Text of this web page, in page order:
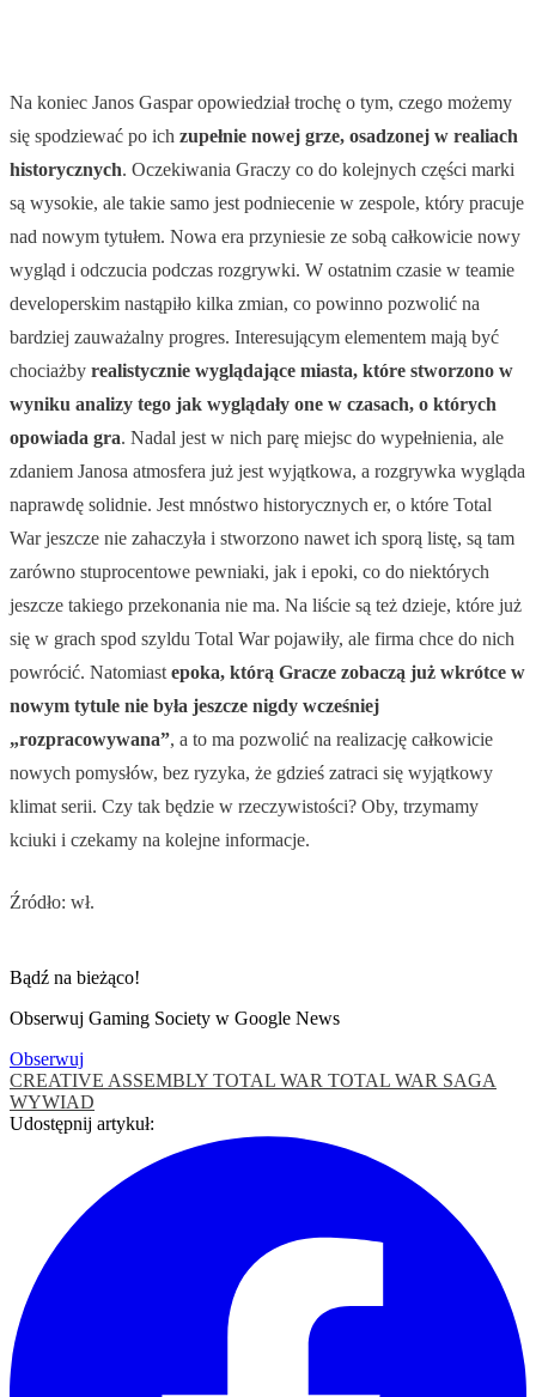
Na koniec Janos Gaspar opowiedział trochę o tym, czego możemy
się spodziewać po ich zupełnie nowej grze, osadzonej w realiach
historycznych. Oczekiwania Graczy co do kolejnych części marki
są wysokie, ale takie samo jest podniecenie w zespole, który pracuje
nad nowym tytułem. Nowa era przyniesie ze sobą całkowicie nowy
wygląd i odczucia podczas rozgrywki. W ostatnim czasie w teamie
developerskim nastąpiło kilka zmian, co powinno pozwolić na
bardziej zauważalny progres. Interesującym elementem mają być
chociażby realistycznie wyglądające miasta, które stworzono w
wyniku analizy tego jak wyglądały one w czasach, o których
opowiada gra. Nadal jest w nich parę miejsc do wypełnienia, ale
zdaniem Janosa atmosfera już jest wyjątkowa, a rozgrywka wygląda
naprawdę solidnie. Jest mnóstwo historycznych er, o które Total
War jeszcze nie zahaczyła i stworzono nawet ich sporą listę, są tam
zarówno stuprocentowe pewniaki, jak i epoki, co do niektórych
jeszcze takiego przekonania nie ma. Na liście są też dzieje, które już
się w grach spod szyldu Total War pojawiły, ale firma chce do nich
powrócić. Natomiast epoka, którą Gracze zobaczą już wkrótce w
nowym tytule nie była jeszcze nigdy wcześniej
„rozpracowywana”, a to ma pozwolić na realizację całkowicie
nowych pomysłów, bez ryzyka, że gdzieś zatraci się wyjątkowy
klimat serii. Czy tak będzie w rzeczywistości? Oby, trzymamy
kciuki i czekamy na kolejne informacje.
Źródło: wł.
Bądź na bieżąco!
Obserwuj Gaming Society w Google News
Obserwuj
CREATIVE ASSEMBLY TOTAL WAR TOTAL WAR SAGA
WYWIAD
Udostępnij artykuł: